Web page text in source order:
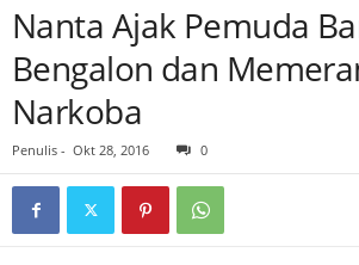
Nanta Ajak Pemuda
Bengalon dan
Narkoba
Penulis - Okt 28, 2016 0